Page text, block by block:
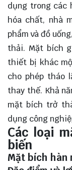
dụng trong các
hóa chất, nhà
phẩm và đồ
thải. Mặt bích
thiết bị khác
cho phép tháo
thay thế. Khả
mặt bích trở
dụng công
Các loại
biến
Mặt bích hàn